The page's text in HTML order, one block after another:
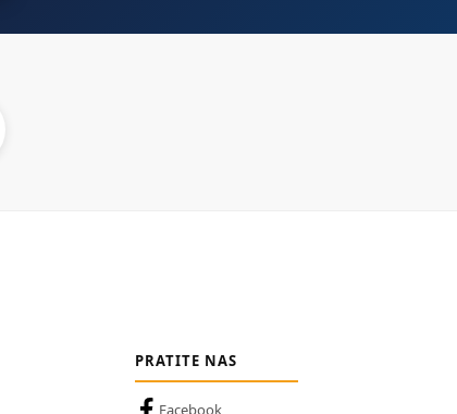
PRATITE NAS
Facebook